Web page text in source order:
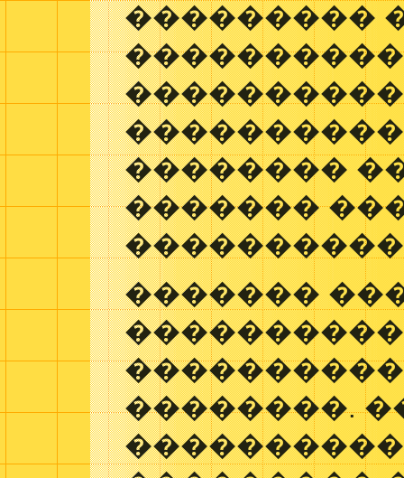
���������
��������
�������
�������
��������.